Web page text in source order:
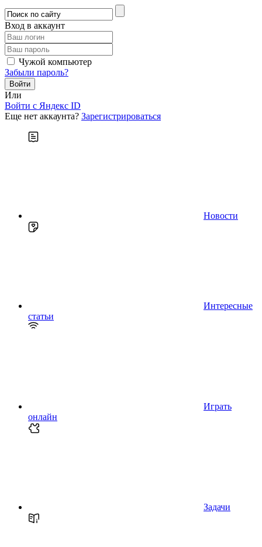
Вход в аккаунт
Чужой компьютер
Забыли пароль?
Или
Войти c Яндекс ID
Еще нет аккаунта? Зарегистрироваться
Новости
Интересные
статьи
Играть
онлайн
Задачи